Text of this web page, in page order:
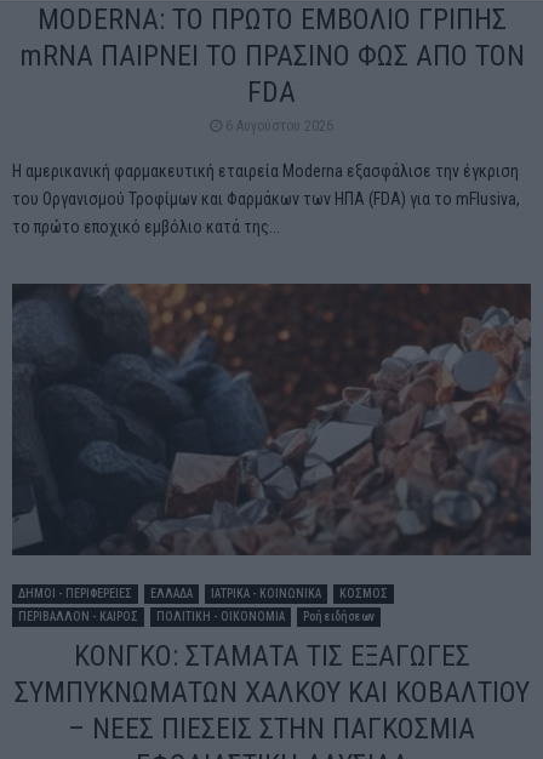
MODERNA: ΤΟ ΠΡΩΤΟ ΕΜΒΟΛΙΟ ΓΡΙΠΗΣ
mRNA ΠΑΙΡΝΕΙ ΤΟ ΠΡΑΣΙΝΟ ΦΩΣ ΑΠΟ ΤΟΝ
FDA
6 Αυγούστου 2026
Η αμερικανική φαρμακευτική εταιρεία Moderna εξασφάλισε την έγκριση
του Οργανισμού Τροφίμων και Φαρμάκων των ΗΠΑ (FDA) για το mFlusiva,
το πρώτο εποχικό εμβόλιο κατά της...
ΔΗΜΟΙ - ΠΕΡΙΦΕΡΕΙΕΣ ΕΛΛΑΔΑ ΙΑΤΡΙΚΑ - ΚΟΙΝΩΝΙΚΑ
ΚΟΣΜΟΣ
ΠΕΡΙΒΑΛΛΟΝ - ΚΑΙΡΟΣ
ΠΟΛΙΤΙΚΗ - ΟΙΚΟΝΟΜΙΑ Ροή ειδήσεων
ΚΟΝΓΚΟ: ΣΤΑΜΑΤΑ ΤΙΣ ΕΞΑΓΩΓΕΣ
ΣΥΜΠΥΚΝΩΜΑΤΩΝ ΧΑΛΚΟΥ ΚΑΙ ΚΟΒΑΛΤΙΟΥ
– ΝΕΕΣ ΠΙΕΣΕΙΣ ΣΤΗΝ ΠΑΓΚΟΣΜΙΑ